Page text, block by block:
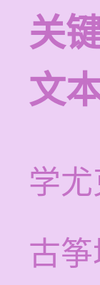
关
文
学
古